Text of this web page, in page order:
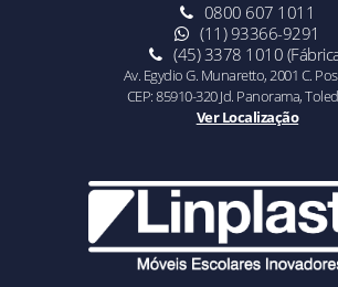
0800 607 1011
(11) 93366-9291
(45) 3378 1010
Av. Egydio G. Munaretto, 2001 C.
CEP: 85910-320 Jd. Panorama,
Ver Localização